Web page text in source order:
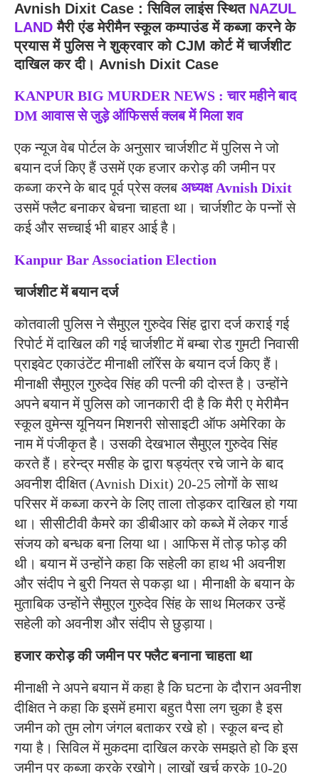
Avnish Dixit Case : सिविल लाइंस स्थितNAZUL
LAND मैरी एंड मेरीमैन स्कूल कम्पाउंड में कब्जा करने के
प्रयास में पुलिस ने शुक्रवार को CJM कोर्ट में चार्जशीट
दाखिल कर दी। Avnish Dixit Case
KANPUR BIG MURDER NEWS : चार महीने बाद
DM आवास से जुड़े ऑफिसर्स क्लब में मिला शव
एक न्यूज वेब पोर्टल के अनुसार चार्जशीट में पुलिस ने जो
बयान दर्ज किए हैं उसमें एक हजार करोड़ की जमीन पर
कब्जा करने के बाद पूर्व प्रेस क्लब अध्यक्ष Avnish Dixit
उसमें फ्लैट बनाकर बेचना चाहता था। चार्जशीट के पन्नों से
कई और सच्चाई भी बाहर आई है।
Kanpur Bar Association Election
चार्जशीट में बयान दर्ज
कोतवाली पुलिस ने सैमुएल गुरुदेव सिंह द्वारा दर्ज कराई गई
रिपोर्ट में दाखिल की गई चार्जशीट में बम्बा रोड गुमटी निवासी
प्राइवेट एकाउंटेंट मीनाक्षी लॉरेंस के बयान दर्ज किए हैं।
मीनाक्षी सैमुएल गुरुदेव सिंह की पत्नी की दोस्त है। उन्होंने
अपने बयान में पुलिस को जानकारी दी है कि मैरी ए मेरीमैन
स्कूल वुमेन्स यूनियन मिशनरी सोसाइटी ऑफ अमेरिका के
नाम में पंजीकृत है। उसकी देखभाल सैमुएल गुरुदेव सिंह
करते हैं। हरेन्द्र मसीह के द्वारा षड्यंत्र रचे जाने के बाद
अवनीश दीक्षित (Avnish Dixit) 20-25 लोगों के साथ
परिसर में कब्जा करने के लिए ताला तोड़कर दाखिल हो गया
था। सीसीटीवी कैमरे का डीबीआर को कब्जे में लेकर गार्ड
संजय को बन्धक बना लिया था। आफिस में तोड़ फोड़ की
थी। बयान में उन्होंने कहा कि सहेली का हाथ भी अवनीश
और संदीप ने बुरी नियत से पकड़ा था। मीनाक्षी के बयान के
मुताबिक उन्होंने सैमुएल गुरुदेव सिंह के साथ मिलकर उन्हें
सहेली को अवनीश और संदीप से छुड़ाया।
हजार करोड़ की जमीन पर फ्लैट बनाना चाहता था
मीनाक्षी ने अपने बयान में कहा है कि घटना के दौरान अवनीश
दीक्षित ने कहा कि इसमें हमारा बहुत पैसा लग चुका है इस
जमीन को तुम लोग जंगल बताकर रखे हो। स्कूल बन्द हो
गया है। सिविल में मुकदमा दाखिल करके समझते हो कि इस
जमीन पर कब्जा करके रखोगे। लाखों खर्च करके 10-20